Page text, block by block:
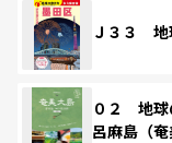
Ｊ３３
０２ 地
呂麻島（